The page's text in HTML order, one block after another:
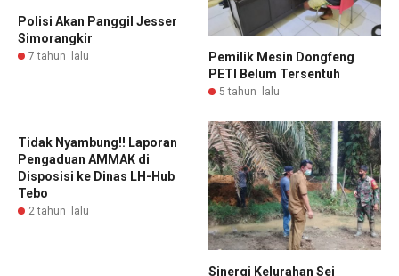
Polisi Akan Panggil Jesser
Simorangkir
7 tahun lalu
Pemilik Mesin Dongfeng
PETI Belum Tersentuh
5 tahun lalu
Tidak Nyambung!! Laporan
Pengaduan AMMAK di
Disposisi ke Dinas LH-Hub
Tebo
2 tahun lalu
Sinergi Kelurahan Sei